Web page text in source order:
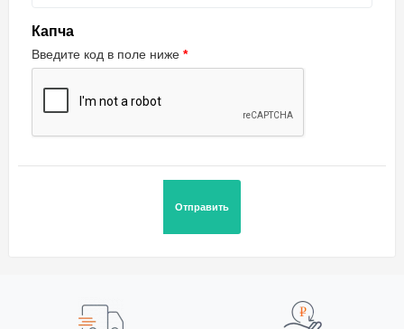
Капча
Введите код в поле ниже